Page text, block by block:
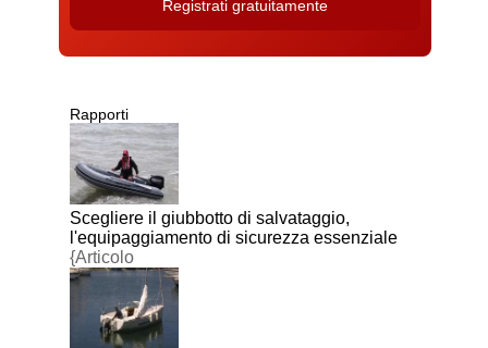
Rapporti
Scegliere il giubbotto di salvataggio,
l'equipaggiamento di sicurezza essenziale
{Articolo